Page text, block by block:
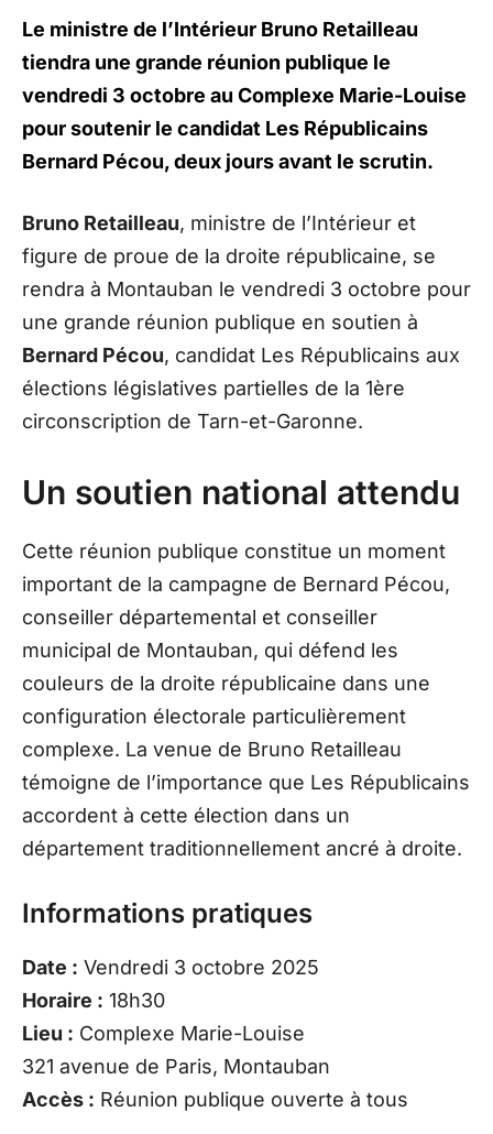
Le ministre de l’Intérieur Bruno Retailleau
tiendra une grande réunion publique le
vendredi 3 octobre au Complexe Marie-Louise
pour soutenir le candidat Les Républicains
Bernard Pécou, deux jours avant le scrutin.
Bruno Retailleau, ministre de l’Intérieur et
figure de proue de la droite républicaine, se
rendra à Montauban le vendredi 3 octobre pour
une grande réunion publique en soutien à
Bernard Pécou, candidat Les Républicains aux
élections législatives partielles de la 1ère
circonscription de Tarn-et-Garonne.
Un soutien national attendu
Cette réunion publique constitue un moment
important de la campagne de Bernard Pécou,
conseiller départemental et conseiller
municipal de Montauban, qui défend les
couleurs de la droite républicaine dans une
configuration électorale particulièrement
complexe. La venue de Bruno Retailleau
témoigne de l’importance que Les Républicains
accordent à cette élection dans un
département traditionnellement ancré à droite.
Informations pratiques
Date : Vendredi 3 octobre 2025
Horaire : 18h30
Lieu : Complexe Marie-Louise
321 avenue de Paris, Montauban
Accès : Réunion publique ouverte à tous